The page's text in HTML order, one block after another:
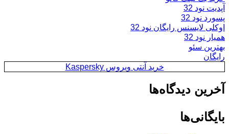
آپدیت نود 32
پسورد نود 32
اوکلی لایسنس رایگان نود 32
همیار نود 32
بهترین سئو
رایگان
خرید آنتی ویروس Kaspersky
آخرین دیدگاه‌ها
بایگانی‌ها